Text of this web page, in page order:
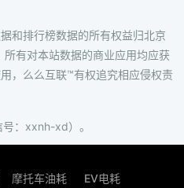
和排行榜数据的所有权益归北京
有对本站数据的商业应用均应获
，么么互联™有权追究相应侵权责
：xxnh-xd）。
摩托车油耗 EV电耗